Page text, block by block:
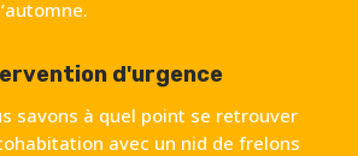
d'urgence
savons à quel point se retrouver
avec un nid de frelons